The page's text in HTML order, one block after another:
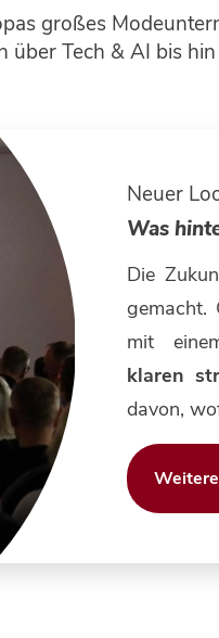
großes
über Tech & AI bis
Neuer
Was
Die
gemacht.
mit
klaren
davon,